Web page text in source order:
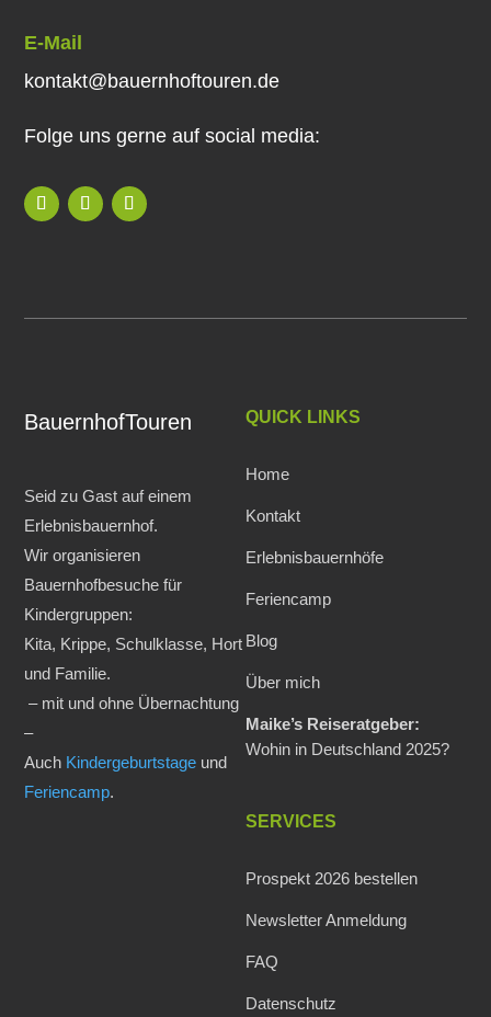
E-Mail
kontakt@bauernhoftouren.de
Folge uns gerne auf social media:
BauernhofTouren
Seid zu Gast auf einem
Erlebnisbauernhof.
Wir organisieren
Bauernhofbesuche für
Kindergruppen:
Kita, Krippe, Schulklasse, Hort
und Familie.
– mit und ohne Übernachtung
–
Auch Kindergeburtstage und
Feriencamp.
QUICK LINKS
Home
Kontakt
Erlebnisbauernhöfe
Feriencamp
Blog
Über mich
Maike’s Reiseratgeber:
Wohin in Deutschland 2025?
SERVICES
Prospekt 2026 bestellen
Newsletter Anmeldung
FAQ
Datenschutz